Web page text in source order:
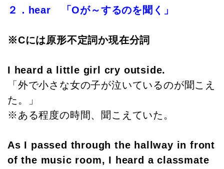
２．hear 「Oが～するのを聞く」
※Cには原形不定詞か現在分詞
I heard a little girl cry outside.
「外で小さな女の子が泣いているのが聞こえ
た。」
※ある程度の時間、聞こえていた。
As I passed through the hallway in front
of the music room, I heard a classmate